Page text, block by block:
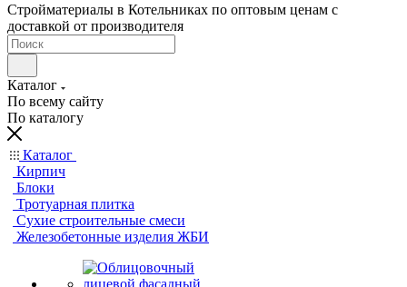
Стройматериалы в Котельниках по оптовым ценам с
доставкой от производителя
Каталог
По всему сайту
По каталогу
Каталог
Кирпич
Блоки
Тротуарная плитка
Сухие строительные смеси
Железобетонные изделия ЖБИ